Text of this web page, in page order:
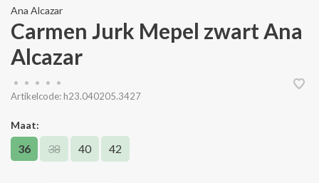
Ana Alcazar
Carmen Jurk Mepel zwart Ana
Alcazar
• • • •
•
Artikelcode: h23.040205.3427
Maat:
36 38 40 42